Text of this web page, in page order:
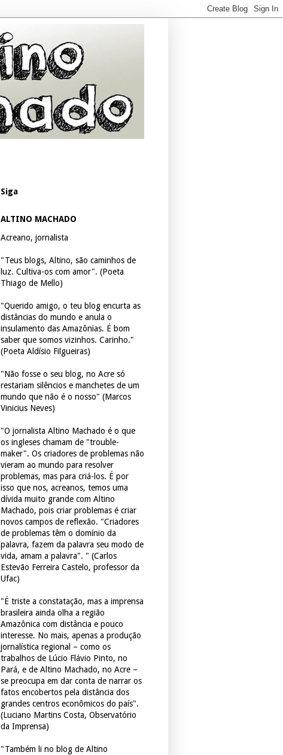
Siga
ALTINO MACHADO
Acreano, jornalista
"Teus blogs, Altino, são caminhos de
luz. Cultiva-os com amor". (Poeta
Thiago de Mello)
"Querido amigo, o teu blog encurta as
distâncias do mundo e anula o
insulamento das Amazônias. É bom
saber que somos vizinhos. Carinho."
(Poeta Aldísio Filgueiras)
"Não fosse o seu blog, no Acre só
restariam silêncios e manchetes de um
mundo que não é o nosso" (Marcos
Vinicius Neves)
"O jornalista Altino Machado é o que
os ingleses chamam de "trouble-
maker". Os criadores de problemas não
vieram ao mundo para resolver
problemas, mas para criá-los. É por
isso que nos, acreanos, temos uma
dívida muito grande com Altino
Machado, pois criar problemas é criar
novos campos de reflexão. "Criadores
de problemas têm o domínio da
palavra, fazem da palavra seu modo de
vida, amam a palavra". " (Carlos
Estevão Ferreira Castelo, professor da
Ufac)
"É triste a constatação, mas a imprensa
brasileira ainda olha a região
Amazônica com distância e pouco
interesse. No mais, apenas a produção
jornalística regional – como os
trabalhos de Lúcio Flávio Pinto, no
Pará, e de Altino Machado, no Acre –
se preocupa em dar conta de narrar os
fatos encobertos pela distância dos
grandes centros econômicos do país".
(Luciano Martins Costa, Observatório
da Imprensa)
"Também li no blog de Altino